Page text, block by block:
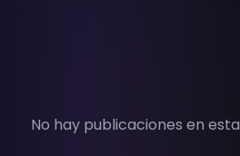
No hay publicaciones en